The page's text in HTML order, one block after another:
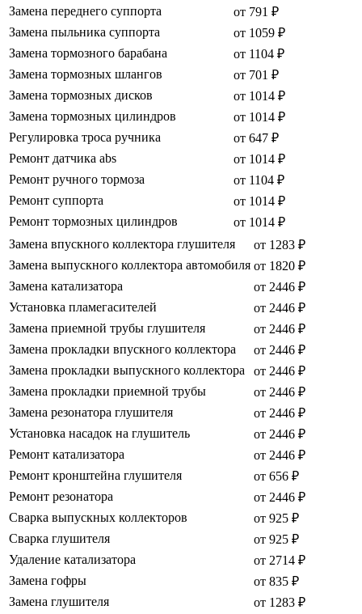
Замена переднего суппорта
от 791 ₽
Замена пыльника суппорта
от 1059 ₽
Замена тормозного барабана
от 1104 ₽
Замена тормозных шлангов
от 701 ₽
Замена тормозных дисков
от 1014 ₽
Замена тормозных цилиндров
от 1014 ₽
Регулировка троса ручника
от 647 ₽
Ремонт датчика abs
от 1014 ₽
Ремонт ручного тормоза
от 1104 ₽
Ремонт суппорта
от 1014 ₽
Ремонт тормозных цилиндров
от 1014 ₽
Замена впускного коллектора глушителя
от 1283 ₽
Замена выпускного коллектора автомобиля от 1820 ₽
Замена катализатора
от 2446 ₽
Установка пламегасителей
от 2446 ₽
Замена приемной трубы глушителя
от 2446 ₽
Замена прокладки впускного коллектора
от 2446 ₽
Замена прокладки выпускного коллектора
от 2446 ₽
Замена прокладки приемной трубы
от 2446 ₽
Замена резонатора глушителя
от 2446 ₽
Установка насадок на глушитель
от 2446 ₽
Ремонт катализатора
от 2446 ₽
Ремонт кронштейна глушителя
от 656 ₽
Ремонт резонатора
от 2446 ₽
Сварка выпускных коллекторов
от 925 ₽
Сварка глушителя
от 925 ₽
Удаление катализатора
от 2714 ₽
Замена гофры
от 835 ₽
Замена глушителя
от 1283 ₽